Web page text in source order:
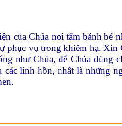
của Chúa nơi tấm bánh bé
phục vụ trong khiêm hạ. Xin
như Chúa, để Chúa dùng
linh hồn, nhất là những